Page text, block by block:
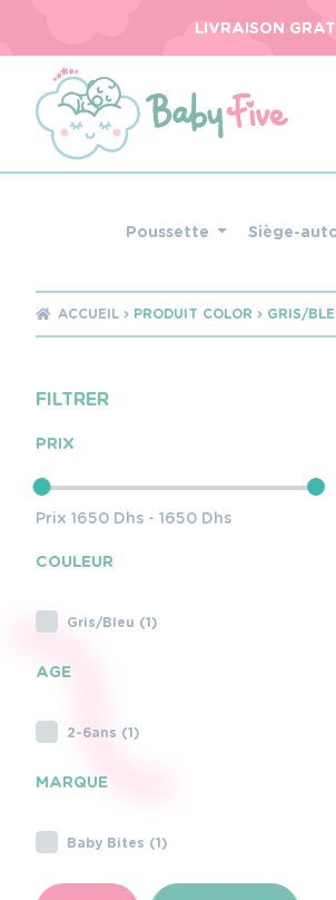
LIVRAISON
Poussette Siège-
ACCUEIL PRODUIT COLOR GRIS/
FILTRER
PRIX
Prix 1650 Dhs - 1650 Dhs
COULEUR
Gris/Bleu (1)
AGE
2-6ans (1)
MARQUE
Baby Bites (1)